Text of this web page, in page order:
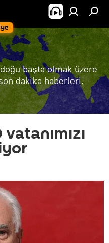
başta olmak üzere
dakika haberleri,